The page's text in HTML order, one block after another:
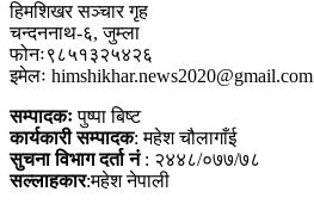
हिमशिखर सञ्चार गृह
चन्दननाथ-६, जुम्ला
फोनः९८५१३२५४२६
इमेलः himshikhar.news2020@gmail.com
सम्पादकःपुष्पा बिष्ट
कार्यकारी सम्पादक: महेश चौलागाँई
सुचना विभाग दर्ता नं: २४४८/०७७/७८
सल्लाहकार:महेश नेपाली